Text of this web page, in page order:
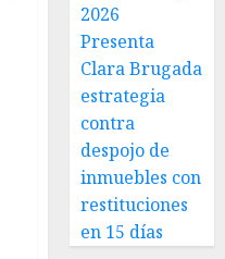
2026
Presenta
Clara Brugada
estrategia
contra
despojo de
inmuebles con
restituciones
en 15 días